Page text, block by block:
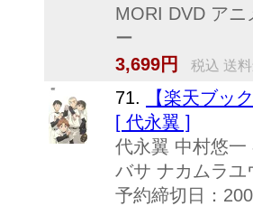
MORI DVD ア
ー
3,699円
税込 送
71.
【楽天ブッ
[ 代永翼 ]
代永翼 中村悠
バサ ナカムラユ
予約締切日：